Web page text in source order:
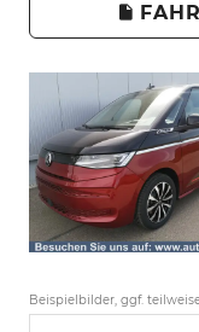
Beispielbilder, ggf.